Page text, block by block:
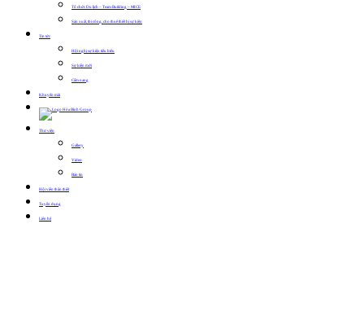
Tổ chức Du lịch – Team Building – MICE
Sản xuất, thi công, cho thuê thiết bị sự kiện
Tin tức
Hội nghị sự kiện tiêu biểu
Sự kiện mới
Cẩm nang
Khuyến mãi
Thư viện
Gallery
Video
Bản tin
Hội viên thân thiết
Tuyển dụng
Liên hệ